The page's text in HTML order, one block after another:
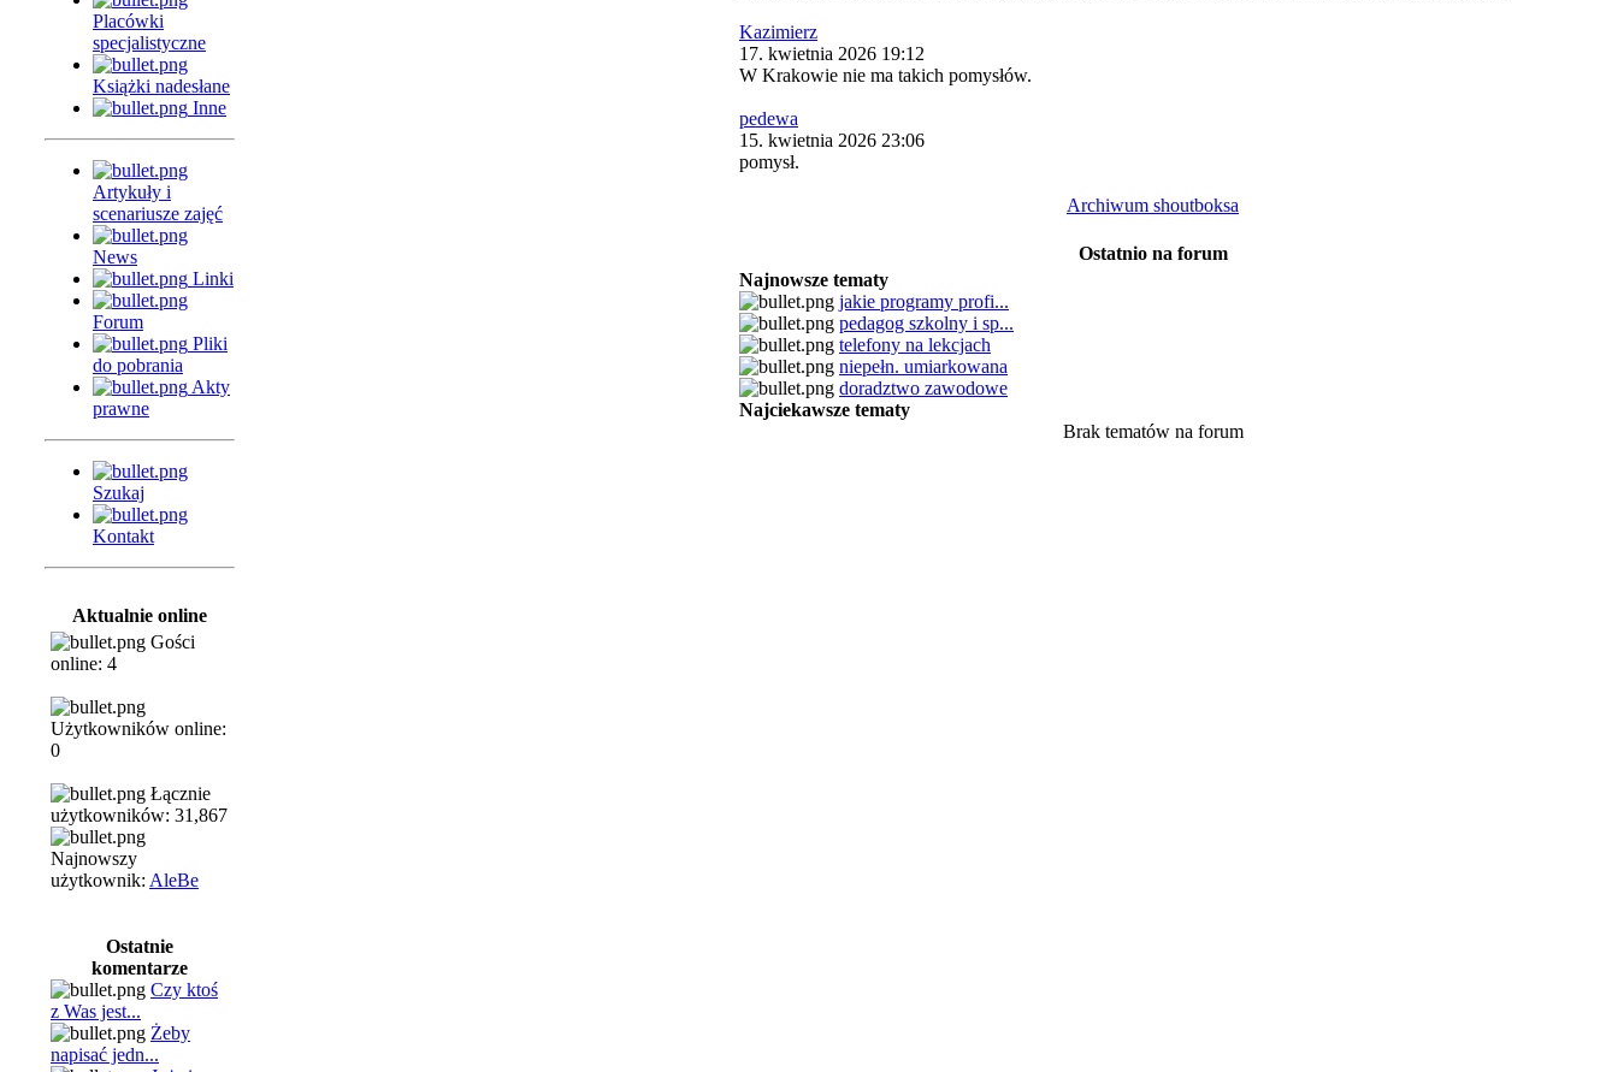
Placówki
specjalistyczne
Książki nadesłane
Inne
Artykuły i
scenariusze zajęć
News
Linki
Forum
Pliki
do pobrania
Akty
prawne
Szukaj
Kontakt
Aktualnie online
Gości
online: 4
Użytkowników online:
0
Łącznie
użytkowników: 31,867
Najnowszy
użytkownik: AleBe
Ostatnie
komentarze
Czy ktoś
z Was jest...
Żeby
napisać jedn...
Kazimierz
17. kwietnia 2026 19:12
W Krakowie nie ma takich pomysłów.
pedewa
15. kwietnia 2026 23:06
pomysł.
Archiwum shoutboksa
Ostatnio na forum
Najnowsze tematy
jakie programy profi...
pedagog szkolny i sp...
telefony na lekcjach
niepełn. umiarkowana
doradztwo zawodowe
Najciekawsze tematy
Brak tematów na forum